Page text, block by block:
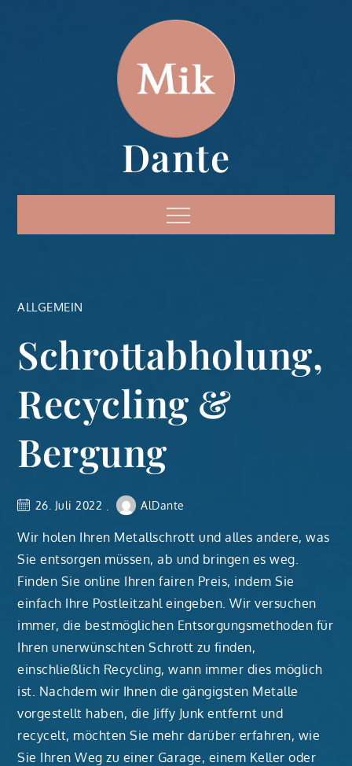
Dante
Menu
ALLGEMEIN
Schrottabholung,
Recycling &
Bergung
26. Juli 2022 AlDante
Wir holen Ihren Metallschrott und alles andere, was
Sie entsorgen müssen, ab und bringen es weg.
Finden Sie online Ihren fairen Preis, indem Sie
einfach Ihre Postleitzahl eingeben. Wir versuchen
immer, die bestmöglichen Entsorgungsmethoden für
Ihren unerwünschten Schrott zu finden,
einschließlich Recycling, wann immer dies möglich
ist. Nachdem wir Ihnen die gängigsten Metalle
vorgestellt haben, die Jiffy Junk entfernt und
recycelt, möchten Sie mehr darüber erfahren, wie
Sie Ihren Weg zu einer Garage, einem Keller oder